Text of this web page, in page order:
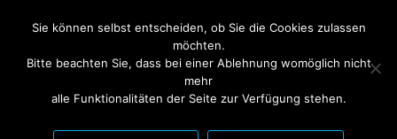
Sie können selbst entscheiden, ob Sie die Cookies zulassen
möchten.
Bitte beachten Sie, dass bei einer Ablehnung womöglich nicht
mehr
alle Funktionalitäten der Seite zur Verfügung stehen.